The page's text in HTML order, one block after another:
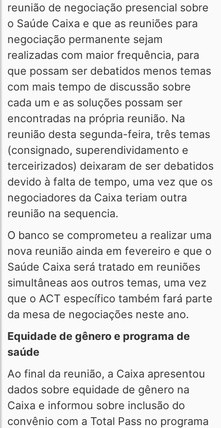
reunião de negociação presencial sobre
o Saúde Caixa e que as reuniões para
negociação permanente sejam
realizadas com maior frequência, para
que possam ser debatidos menos temas
com mais tempo de discussão sobre
cada um e as soluções possam ser
encontradas na própria reunião. Na
reunião desta segunda-feira, três temas
(consignado, superendividamento e
terceirizados) deixaram de ser debatidos
devido à falta de tempo, uma vez que os
negociadores da Caixa teriam outra
reunião na sequencia.
O banco se comprometeu a realizar uma
nova reunião ainda em fevereiro e que o
Saúde Caixa será tratado em reuniões
simultâneas aos outros temas, uma vez
que o ACT específico também fará parte
da mesa de negociações neste ano.
Equidade de gênero e programa de
saúde
Ao final da reunião, a Caixa apresentou
dados sobre equidade de gênero na
Caixa e informou sobre inclusão do
convênio com a Total Pass no programa